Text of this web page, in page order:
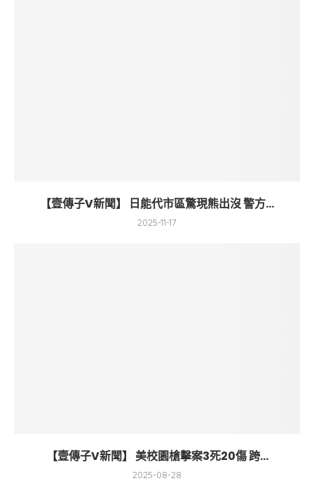
【壹傳子V新聞】 日能代市區驚現熊出沒 警方...
2025-11-17
【壹傳子V新聞】 美校園槍擊案3死20傷 跨...
2025-08-28